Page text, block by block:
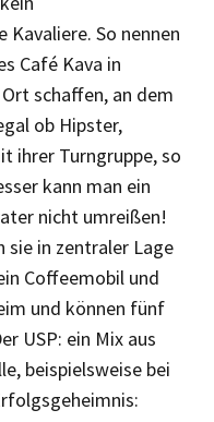
So nennen
Café Kava in
schaffen, an dem
ob Hipster,
ihrer Turngruppe, so
kann man ein
nicht umreißen!
sie in zentraler Lage
Coffeemobil und
und können fünf
USP: ein Mix aus
beispielsweise bei